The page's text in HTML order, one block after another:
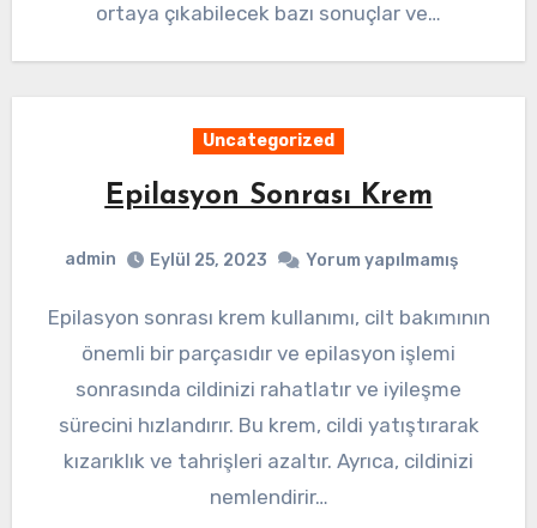
ortaya çıkabilecek bazı sonuçlar ve…
Uncategorized
Epilasyon Sonrası Krem
admin Eylül 25, 2023 Yorum yapılmamış
Epilasyon sonrası krem kullanımı, cilt bakımının
önemli bir parçasıdır ve epilasyon işlemi
sonrasında cildinizi rahatlatır ve iyileşme
sürecini hızlandırır. Bu krem, cildi yatıştırarak
kızarıklık ve tahrişleri azaltır. Ayrıca, cildinizi
nemlendirir…